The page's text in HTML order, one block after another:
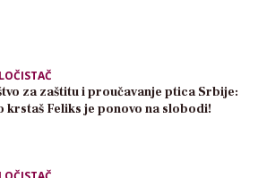
za zaštitu i proučavanje ptica Srbije:
krstaš Feliks je ponovo na slobodi!